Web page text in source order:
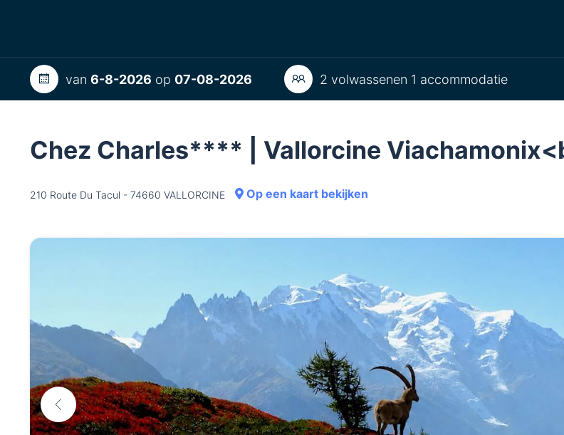
van 6-8-2026 op 07-08-2026 2 volwassenen 1 accommodatie
Chez Charles**** | Vallorcine
210 Route Du Tacul - 74660 VALLORCINE Op een kaart bekijken